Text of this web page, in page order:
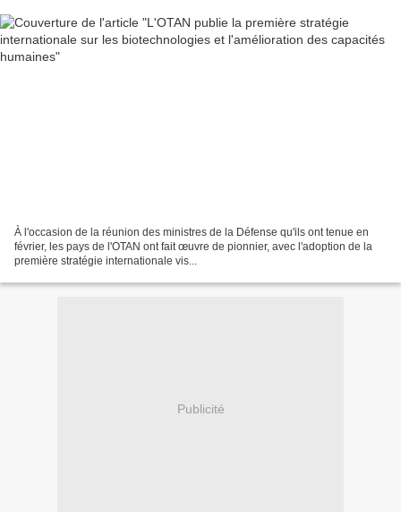
À l'occasion de la réunion des ministres de la Défense qu'ils ont tenue en
février, les pays de l'OTAN ont fait œuvre de pionnier, avec l'adoption de la
première stratégie internationale vis...
Publicité